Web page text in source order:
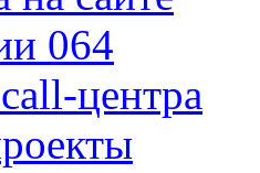
064
центра